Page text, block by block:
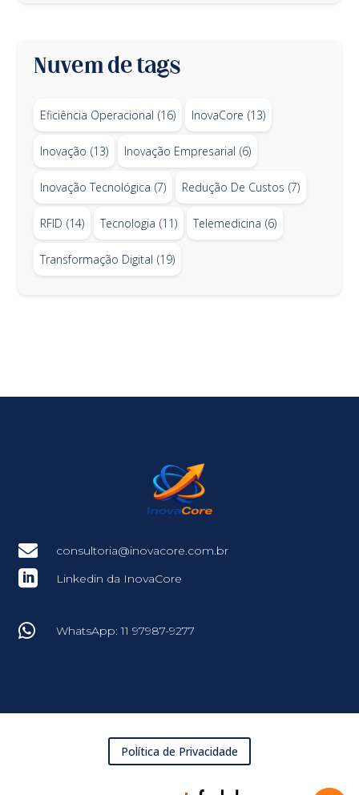
Nuvem de tags
Eficiência Operacional (16) InovaCore (13)
Inovação (13) Inovação Empresarial (6)
Inovação Tecnológica (7) Redução De Custos (7)
RFID (14) Tecnologia (11) Telemedicina (6)
Transformação Digital (19)
 consultoria@inovacore.com.br
 Linkedin da InovaCore
 WhatsApp: 11 97987-9277
Política de Privacidade